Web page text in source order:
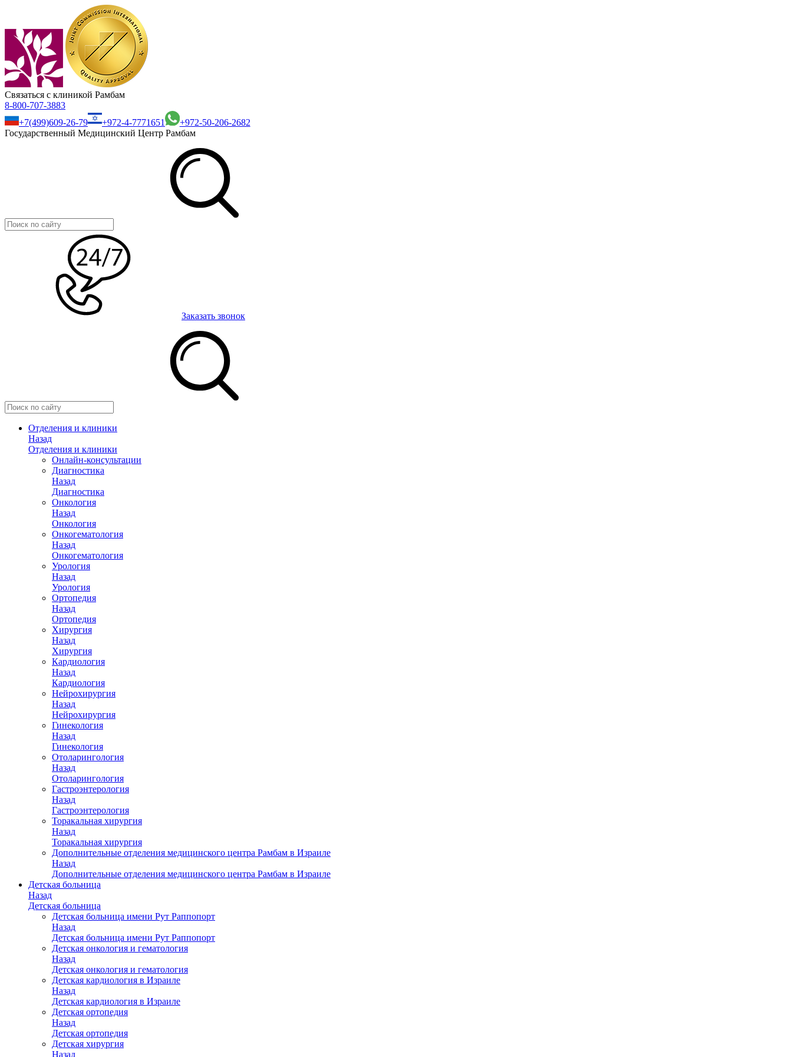
Связаться с клиникой Рамбам
8-800-707-3883
+7(499)609-26-79
+972-4-7771651
+972-50-206-2682
Государственный Медицинский Центр Рамбам
Заказать звонок
Отделения и клиники
Назад
Отделения и клиники
Онлайн-консультации
Диагностика
Назад
Диагностика
Онкология
Назад
Онкология
Онкогематология
Назад
Онкогематология
Урология
Назад
Урология
Ортопедия
Назад
Ортопедия
Хирургия
Назад
Хирургия
Кардиология
Назад
Кардиология
Нейрохирургия
Назад
Нейрохирургия
Гинекология
Назад
Гинекология
Отоларингология
Назад
Отоларингология
Гастроэнтерология
Назад
Гастроэнтерология
Торакальная хирургия
Назад
Торакальная хирургия
Дополнительные отделения медицинского центра Рамбам в Израиле
Назад
Дополнительные отделения медицинского центра Рамбам в Израиле
Детская больница
Назад
Детская больница
Детская больница имени Рут Раппопорт
Назад
Детская больница имени Рут Раппопорт
Детская онкология и гематология
Назад
Детская онкология и гематология
Детская кардиология в Израиле
Назад
Детская кардиология в Израиле
Детская ортопедия
Назад
Детская ортопедия
Детская хирургия
Назад